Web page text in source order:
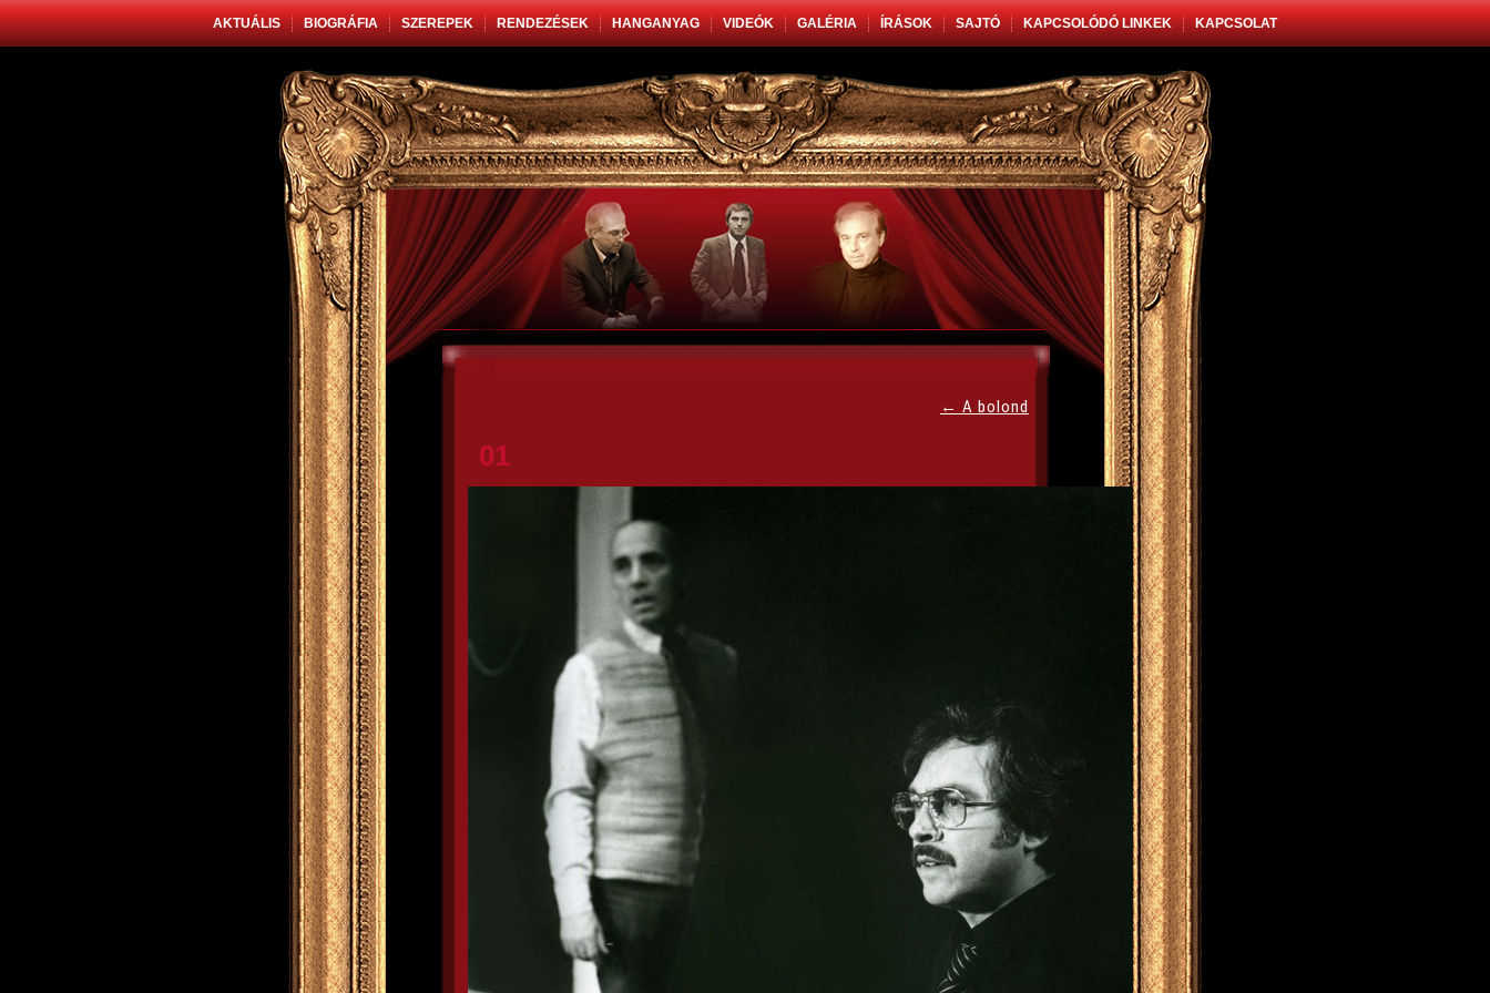
AKTUÁLIS BIOGRÁFIA SZEREPEK RENDEZÉSEK HANGANYAG VIDEÓK GALÉRIA ÍRÁSOK SAJTÓ KAPCSOLÓDÓ LINKEK KAPCSOLAT
← A bolond
01